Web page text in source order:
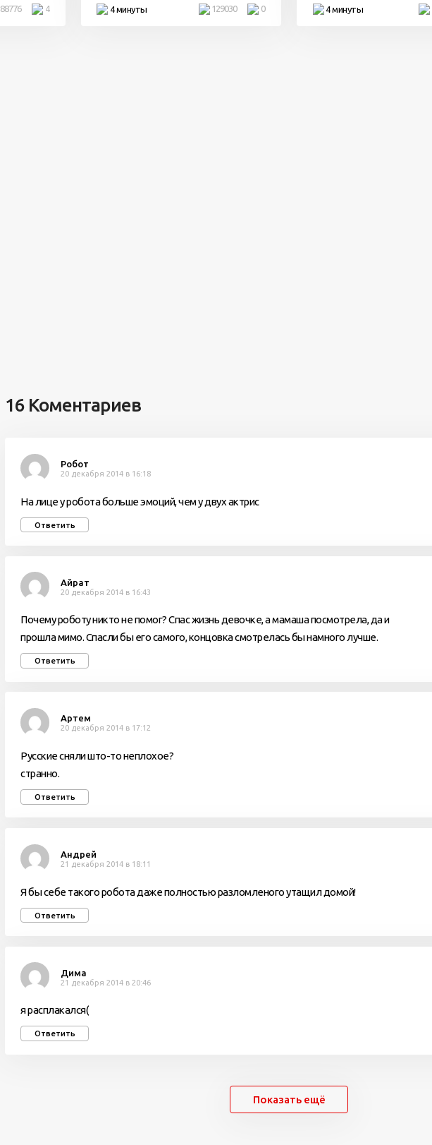
4
88776 4 минуты 0
129030 4 минуты
16 Коментариев
Робот
20 декабря 2014 в 16:18
На лице у робота больше эмоций, чем у двух актрис
Ответить
Айрат
20 декабря 2014 в 16:43
Почему роботу никто не помог? Спас жизнь девочке, а мамаша посмотрела, да и
прошла мимо. Спасли бы его самого, концовка смотрелась бы намного лучше.
Ответить
Артем
20 декабря 2014 в 17:12
Русские сняли што-то неплохое?
странно.
Ответить
Андрей
21 декабря 2014 в 18:11
Я бы себе такого робота даже полностью разломленого утащил домой!
Ответить
Дима
21 декабря 2014 в 20:46
я расплакался(
Ответить
Показать ещё